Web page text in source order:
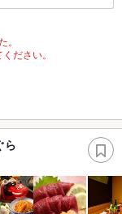
ださい。
ら